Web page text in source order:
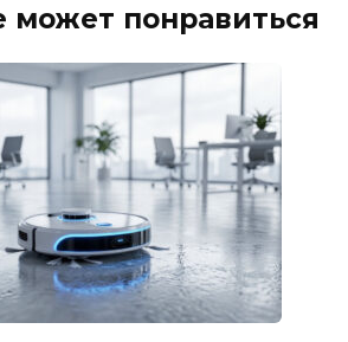
может понравиться